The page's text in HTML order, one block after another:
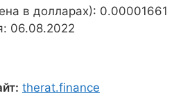
в долларах): 0.00001661
06.08.2022
therat.finance